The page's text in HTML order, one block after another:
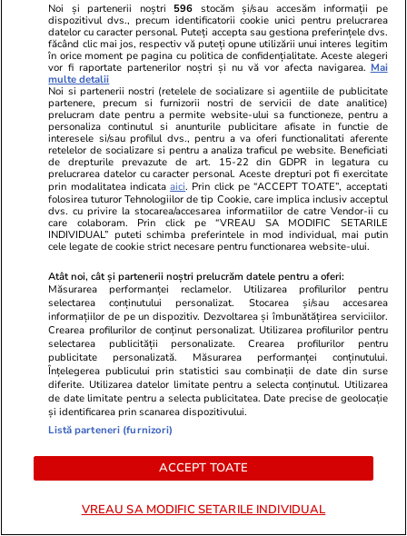
Advertorial
Smart is the new chic: Cum ne
ajută tehnologia să ne reinventăm
Advertorial
Înscrie-te
voucher de
PARTENERI
Noi și partenerii noștri 596 stocăm și/sau accesăm informații pe
dispozitivul dvs., precum identificatorii cookie unici pentru prelucrarea
datelor cu caracter personal. Puteți accepta sau gestiona preferințele dvs.
făcând clic mai jos, respectiv vă puteți opune utilizării unui interes legitim
în orice moment pe pagina cu politica de confidențialitate. Aceste alegeri
vor fi raportate partenerilor noștri și nu vă vor afecta navigarea. Mai
multe detalii
Noi si partenerii nostri (retelele de socializare si agentiile de publicitate
partenere, precum si furnizorii nostri de servicii de date analitice)
prelucram date pentru a permite website-ului sa functioneze, pentru a
personaliza continutul si anunturile publicitare afisate in functie de
interesele si/sau profilul dvs., pentru a va oferi functionalitati aferente
retelelor de socializare si pentru a analiza traficul pe website. Beneficiati
de drepturile prevazute de art. 15-22 din GDPR in legatura cu
prelucrarea datelor cu caracter personal. Aceste drepturi pot fi exercitate
prin modalitatea indicataaici. Prin click pe “ACCEPT TOATE”, acceptati
folosirea tuturor Tehnologiilor de tip Cookie, care implica inclusiv acceptul
dvs. cu privire la stocarea/accesarea informatiilor de catre Vendor-ii cu
care colaboram. Prin click pe “VREAU SA MODIFIC SETARILE
INDIVIDUAL” puteti schimba preferintele in mod individual, mai putin
cele legate de cookie strict necesare pentru functionarea website-ului.
Atât noi, cât și partenerii noștri prelucrăm datele pentru a oferi:
Măsurarea performanței reclamelor. Utilizarea profilurilor pentru
selectarea conținutului personalizat. Stocarea și/sau accesarea
informațiilor de pe un dispozitiv. Dezvoltarea și îmbunătățirea serviciilor.
Crearea profilurilor de conținut personalizat. Utilizarea profilurilor pentru
selectarea publicității personalizate. Crearea profilurilor pentru
publicitate personalizată. Măsurarea performanței conținutului.
Înțelegerea publicului prin statistici sau combinații de date din surse
diferite. Utilizarea datelor limitate pentru a selecta conținutul. Utilizarea
de date limitate pentru a selecta publicitatea. Date precise de geolocație
și identificarea prin scanarea dispozitivului.
Listă parteneri (furnizori)
ACCEPT TOATE
VREAU SA MODIFIC SETARILE INDIVIDUAL